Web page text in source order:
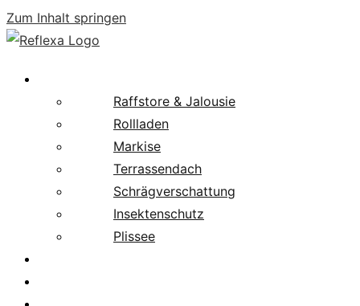
Zum Inhalt springen
Raffstore & Jalousie
Rollladen
Markise
Terrassendach
Schrägverschattung
Insektenschutz
Plissee